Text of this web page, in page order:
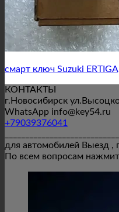
смарт ключ Suzuki
КОНТАКТЫ
г.Новосибирск
WhatsApp info@key54.ru
+79039376041
для автомобилей Выезд ,
По всем вопросам